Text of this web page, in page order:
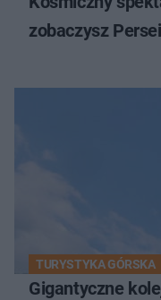
zobaczysz
TURYSTYKA GÓRSKA
Gigantyczne